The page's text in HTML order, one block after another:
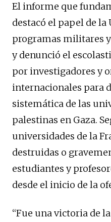
El informe que
destacó el papel de
programas militares
y denunció el
por investigadores y
internacionales para
sistemática de las
palestinas en Gaza.
universidades de la
destruidas o
estudiantes y
desde el inicio de la
“Fue una victoria de